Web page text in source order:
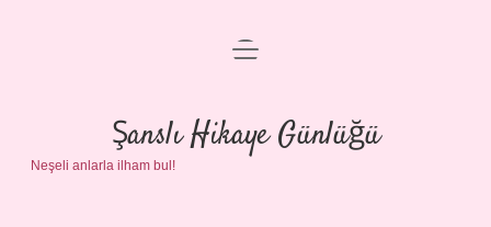
Anasayfa
Gizlilik Politikası
menüyü
Şanslı Hikaye Günlüğü
Neşeli anlarla ilham bul!